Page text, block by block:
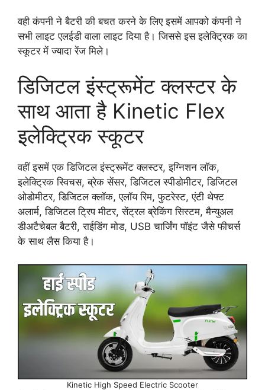
वही कंपनी ने बैटरी की बचत करने के लिए इसमें आपको कंपनी ने
सभी लाइट एलईडी वाला लाइट दिया है। जिससे इस इलेक्ट्रिक का
स्कूटर में ज्यादा रेंज मिले।
डिजिटल इंस्ट्रूमेंट क्लस्टर के
साथ आता है Kinetic Flex
इलेक्ट्रिक स्कूटर
वहीं इसमें एक डिजिटल इंस्ट्रूमेंट क्लस्टर, इग्निशन लॉक,
इलेक्ट्रिक स्विचस, ब्रेक सेंसर, डिजिटल स्पीडोमीटर, डिजिटल
ओडोमीटर, डिजिटल क्लॉक, एलॉय रिम, फुटरेस्ट, एंटी थेफ्ट
अलार्म, डिजिटल ट्रिप मीटर, सेंट्रल ब्रेकिंग सिस्टम, मैन्युअल
डीअटैचेबल बैटरी, राईडिंग मोड, USB चार्जिंग पॉइंट जैसे फीचर्स
के साथ लैस किया है।
Kinetic High Speed Electric Scooter